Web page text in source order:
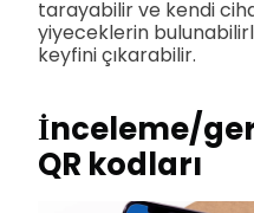
tarayabilir ve kendi
yiyeceklerin
keyfini çıkarabilir.
İnceleme/
QR kodları